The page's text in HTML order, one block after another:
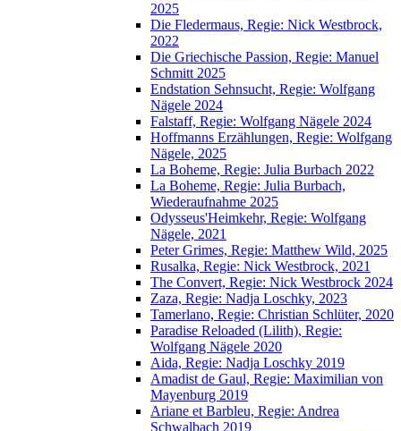
2025
Die Fledermaus, Regie: Nick Westbrock,
2022
Die Griechische Passion, Regie: Manuel
Schmitt 2025
Endstation Sehnsucht, Regie: Wolfgang
Nägele 2024
Falstaff, Regie: Wolfgang Nägele 2024
Hoffmanns Erzählungen, Regie: Wolfgang
Nägele, 2025
La Boheme, Regie: Julia Burbach 2022
La Boheme, Regie: Julia Burbach,
Wiederaufnahme 2025
Odysseus'Heimkehr, Regie: Wolfgang
Nägele, 2021
Peter Grimes, Regie: Matthew Wild, 2025
Rusalka, Regie: Nick Westbrock, 2021
The Convert, Regie: Nick Westbrock 2024
Zaza, Regie: Nadja Loschky, 2023
Tamerlano, Regie: Christian Schlüter, 2020
Paradise Reloaded (Lilith), Regie:
Wolfgang Nägele 2020
Aida, Regie: Nadja Loschky 2019
Amadist de Gaul, Regie: Maximilian von
Mayenburg 2019
Ariane et Barbleu, Regie: Andrea
Schwalbach 2019